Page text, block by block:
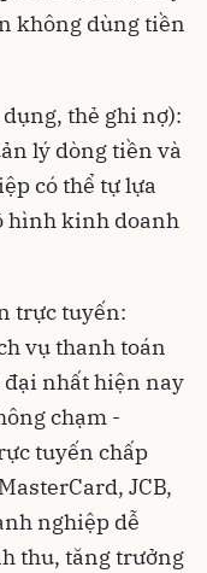
không dùng tiền
thẻ ghi nợ):
lý dòng tiền và
có thể tự lựa
hình kinh doanh
trực tuyến:
vụ thanh toán
nhất hiện nay
chạm -
tuyến chấp
JCB,
nghiệp dễ
thu, tăng trưởng